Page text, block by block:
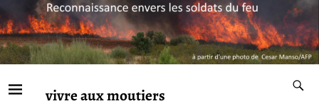
vivre aux moutiers